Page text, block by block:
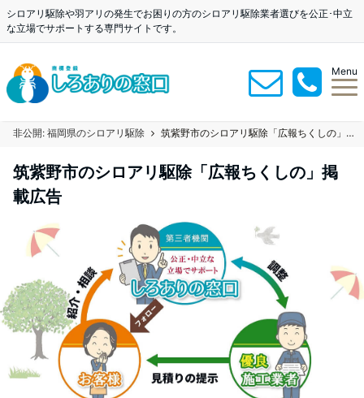
シロアリ駆除や羽アリの発生でお困りの方のシロアリ駆除業者選びを公正･中立
な立場でサポートする専門サイトです。
Menu
非公開: 福岡県のシロアリ駆除 筑紫野市のシロアリ駆除「広報ちくしの」掲載広告
筑紫野市のシロアリ駆除「広報ちくしの」掲
載広告